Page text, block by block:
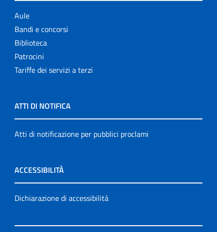
Aule
Bandi e concorsi
Biblioteca
Patrocini
Tariffe dei servizi a terzi
ATTI DI NOTIFICA
Atti di notificazione per pubblici proclami
ACCESSIBILITÀ
Dichiarazione di accessibilità